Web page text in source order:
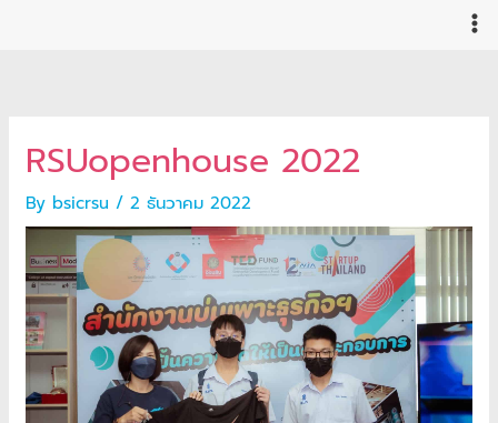
RSUopenhouse 2022
By bsicrsu/2 ธันวาคม 2022